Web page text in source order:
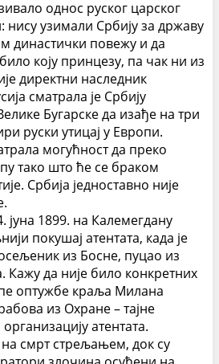
однос руског царског
узимали Србију за државу
династички повежу и да
коју принцезу, па чак ни из
директни наследник
сматрала је Србију
Бугарске да изађе на три
руски утицај у Европи.
могућност да преко
тако што ће се браком
Србија једноставно није
1899. на Калемегдану
покушај атентата, када је
из Босне, пуцао из
Кажу да није било конкретних
оптужбе краља Милана
из Охране – тајне
атентата.
на смрт стрељањем, док су